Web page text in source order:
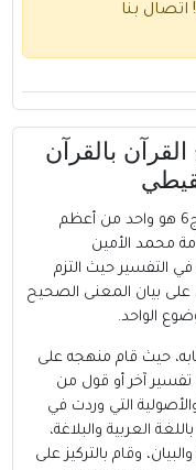
اتصال بنا
بالقرآن
كتاب أضواء البيان في إيضاح القرآن بالقرآن ج6 هو واحد من أعظم
محمد الأمين
التفسير حيث التزم
على بيان المعنى الصحيح
الواحد.
حيث قام منهجه على
تفسير آخر أو قول من
التي وردت في
العربية والبلاغة،
وقام بالتركيز على